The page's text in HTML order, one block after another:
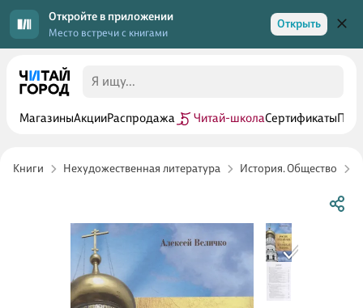
Откройте в приложении
Место встречи с книгами
Открыть
МагазиныАкцииРаспродажа Читай-школаСертификаты
Книги Нехудожественная литература История. Общество